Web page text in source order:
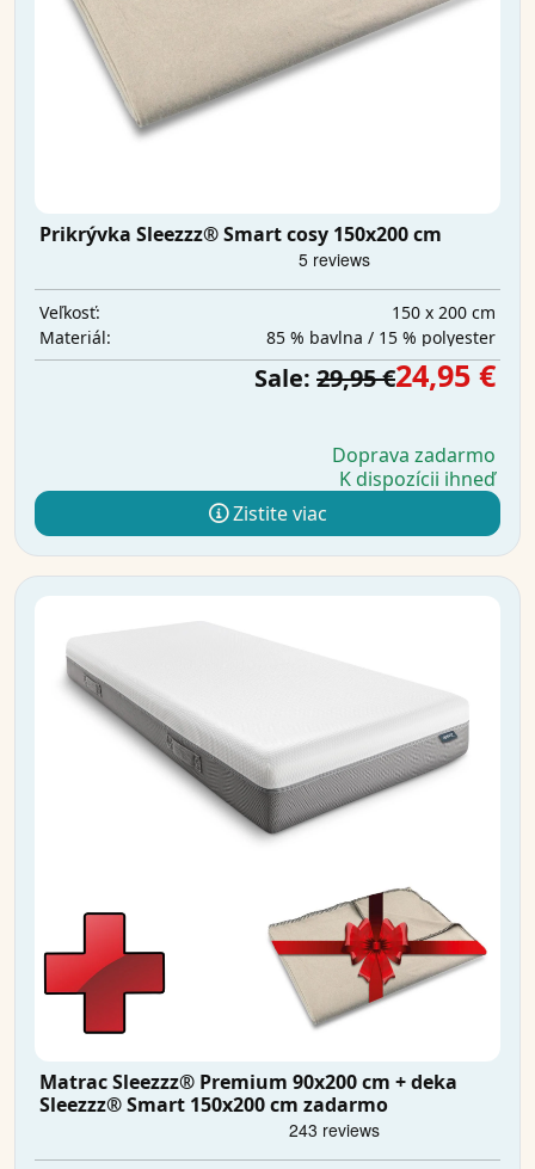
Prikrývka Sleezzz® Smart cosy 150x200 cm
Veľkosť:
150 x 200 cm
Materiál:
85 % bavlna / 15 % polyester
Sale: 29,95 €24,95 €
Doprava zadarmo
K dispozícii ihneď
Zistite viac
Matrac Sleezzz® Premium 90x200 cm + deka
Sleezzz® Smart 150x200 cm zadarmo